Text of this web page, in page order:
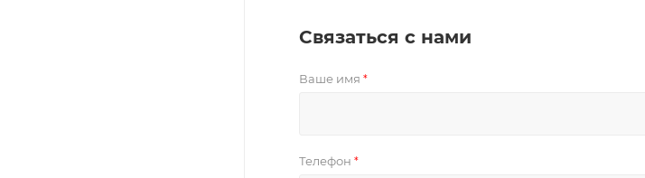
Связаться с нами
Ваше имя *
Телефон *